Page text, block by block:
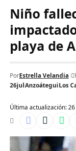
Niño
playa de
Última actualización:
PorEstrella Velandia
26julAnzoáteguiLos